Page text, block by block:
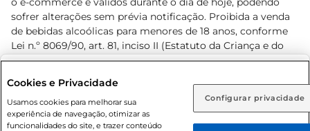
Rio de Janeiro (RJ) Goiás (GO)
Ou
sofrer alterações sem prévia notificação. Proibida a venda
de bebidas alcoólicas para menores de 18 anos, conforme
Lei n.º 8069/90, art. 81, inciso II (Estatuto da Criança e do
Adolescente). Preços e condições exclusivos para o
prévio. O valor mínimo para as compras on-line é de R$
80,00.
Cookies e Privacidade
Usamos cookies para melhorar sua
experiência de navegação, otimizar as
funcionalidades do site, e trazer conteúdo
Configurar privacidade